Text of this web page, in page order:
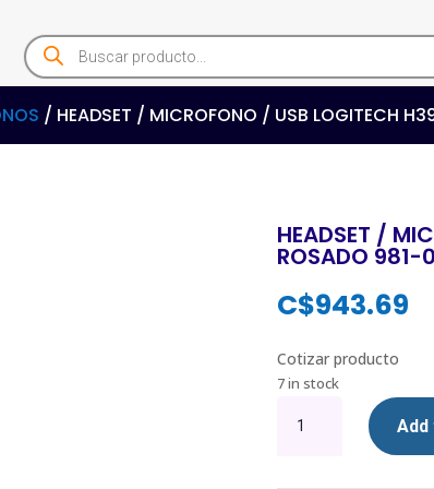
Products
search
/ HEADSET / MICROFONO / USB LOGITECH
HEADSET /
ROSADO 981-
C$943.69
Cotizar producto
7 in stock